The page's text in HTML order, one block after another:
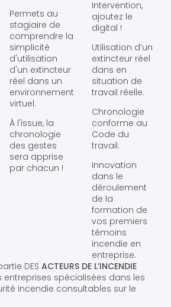
Permets au
stagiaire de
comprendre la
simplicité
d'utilisation
d'un extincteur
réel dans un
environnement
virtuel.
À l'issue, la
chronologie
des gestes
sera apprise
par chacun !
Intervention,
ajoutez le
digital !
Utilisation d’un
extincteur réel
dans en
situation de
travail réelle.
Chronologie
conforme au
Code du
travail.
Innovation
dans le
déroulement
de la
formation de
vos premiers
témoins
incendie en
entreprise.
DES ACTEURS DE L’INCENDIE
entreprises spécialisées dans les
incendie consultables sur le